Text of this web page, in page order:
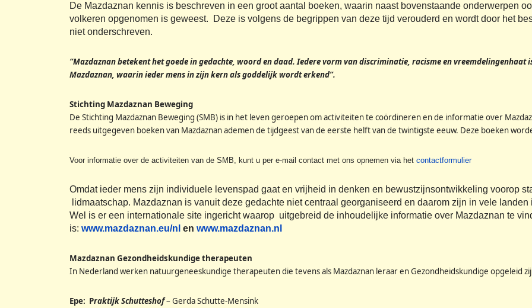
De Mazdaznan kennis is beschreven in een groot aantal boeken, waarin naast bovenstaande onderwerpen
volkeren opgenomen is geweest. Deze is volgens de begrippen van deze tijd verouderd en wordt door het
niet onderschreven.
“Mazdaznan betekent het goede in gedachte, woord en daad. Iedere vorm van discriminatie, racisme en vreemdelingenhaat
Mazdaznan, waarin ieder mens in zijn kern als goddelijk wordt erkend”.
Stichting Mazdaznan Beweging
De Stichting Mazdaznan Beweging (SMB) is in het leven geroepen om activiteiten te coördineren en de informatie over
reeds uitgegeven boeken van Mazdaznan ademen de tijdgeest van de eerste helft van de twintigste eeuw. Deze boeken
Voor informatie over de activiteiten van de SMB, kunt u per e-mail contact met ons opnemen via het contactformulier
Omdat ieder mens zijn individuele levenspad gaat en vrijheid in denken en bewustzijnsontwikkeling voorop
lidmaatschap. Mazdaznan is vanuit deze gedachte niet centraal georganiseerd en daarom zijn in vele
Wel is er een internationale site ingericht waarop uitgebreid de inhoudelijke informatie over Mazdaznan te
is: www.mazdaznan.eu/nl en www.mazdaznan.nl
Mazdaznan Gezondheidskundige therapeuten
In Nederland werken natuurgeneeskundige therapeuten die tevens als Mazdaznan leraar en Gezondheidskundige opgeleid
Epe: Praktijk Schutteshof– Gerda Schutte-Mensink